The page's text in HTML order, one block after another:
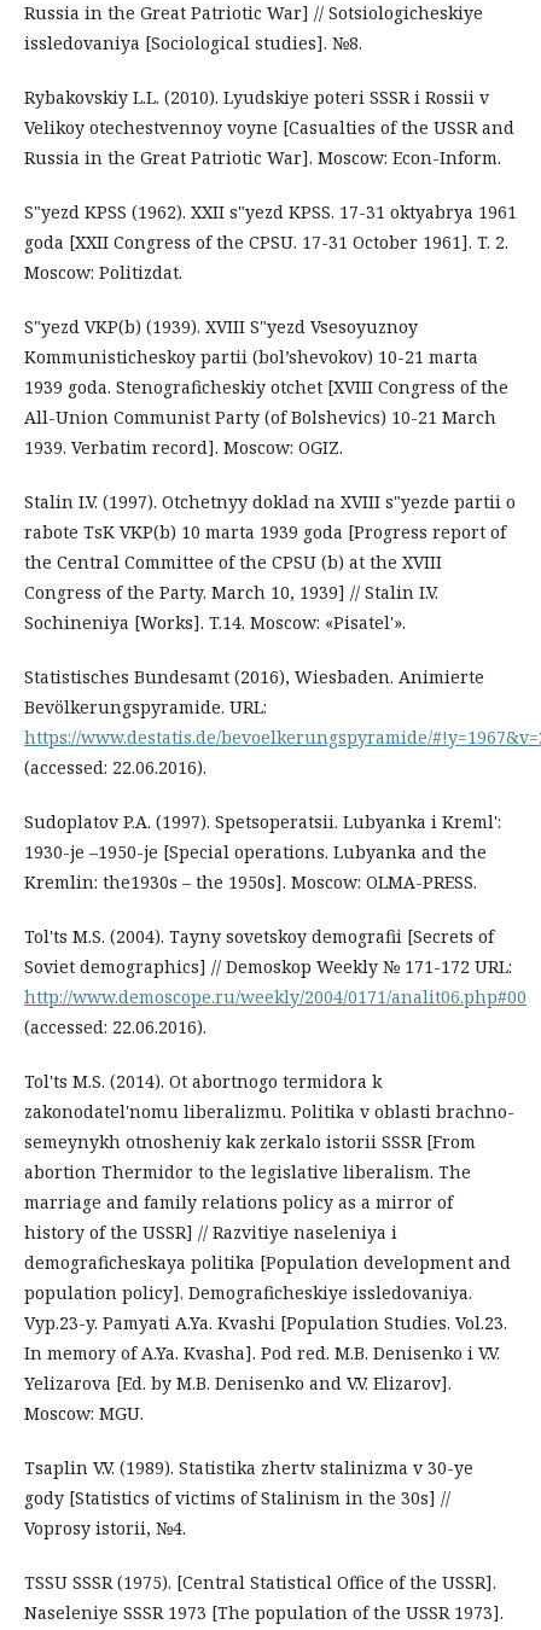
Russia in the Great Patriotic War] // Sotsiologicheskiye
issledovaniya [Sociological studies]. №8.
Rybakovskiy L.L. (2010). Lyudskiye poteri SSSR i Rossii v
Velikoy otechestvennoy voyne [Casualties of the USSR and
Russia in the Great Patriotic War]. Moscow: Econ-Inform.
S"yezd KPSS (1962). XXII s"yezd KPSS. 17-31 oktyabrya 1961
goda [XXII Congress of the CPSU. 17-31 October 1961]. T. 2.
Moscow: Politizdat.
S"yezd VKP(b) (1939). XVIII S"yezd Vsesoyuznoy
Kommunisticheskoy partii (bol’shevokov) 10-21 marta
1939 goda. Stenograficheskiy otchet [XVIII Congress of the
All-Union Communist Party (of Bolshevics) 10-21 March
1939. Verbatim record]. Moscow: OGIZ.
Stalin I.V. (1997). Otchetnyy doklad na XVIII s"yezde partii o
rabote TsK VKP(b) 10 marta 1939 goda [Progress report of
the Central Committee of the CPSU (b) at the XVIII
Congress of the Party. March 10, 1939] // Stalin I.V.
Sochineniya [Works]. T.14. Moscow: «Pisatel'».
Statistisches Bundesamt (2016), Wiesbaden. Animierte
Bevölkerungspyramide. URL:
https://www.destatis.de/bevoelkerungspyramide/
(accessed: 22.06.2016).
Sudoplatov P.A. (1997). Spetsoperatsii. Lubyanka i Kreml':
1930-je –1950-je [Special operations. Lubyanka and the
Kremlin: the1930s – the 1950s]. Moscow: OLMA-PRESS.
Tol'ts M.S. (2004). Tayny sovetskoy demografii [Secrets of
Soviet demographics] // Demoskop Weekly № 171-172 URL:
http://www.demoscope.ru/weekly/2004/0171/analit06.php#00
(accessed: 22.06.2016).
Tol'ts M.S. (2014). Ot abortnogo termidora k
zakonodatel'nomu liberalizmu. Politika v oblasti brachno-
semeynykh otnosheniy kak zerkalo istorii SSSR [From
abortion Thermidor to the legislative liberalism. The
marriage and family relations policy as a mirror of
history of the USSR] // Razvitiye naseleniya i
demograficheskaya politika [Population development and
population policy]. Demograficheskiye issledovaniya.
Vyp.23-y. Pamyati A.Ya. Kvashi [Population Studies. Vol.23.
In memory of A.Ya. Kvasha]. Pod red. M.B. Denisenko i V.V.
Yelizarova [Ed. by M.B. Denisenko and V.V. Elizarov].
Moscow: MGU.
Tsaplin V.V. (1989). Statistika zhertv stalinizma v 30-ye
gody [Statistics of victims of Stalinism in the 30s] //
Voprosy istorii, №4.
TSSU SSSR (1975). [Central Statistical Office of the USSR].
Naseleniye SSSR 1973 [The population of the USSR 1973].